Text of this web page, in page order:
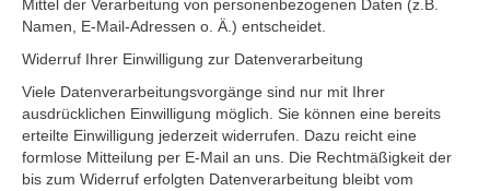
Mittel der Verarbeitung von personenbezogenen Daten (z.B.
Namen, E-Mail-Adressen o. Ä.) entscheidet.
Widerruf Ihrer Einwilligung zur Datenverarbeitung
Viele Datenverarbeitungsvorgänge sind nur mit Ihrer
ausdrücklichen Einwilligung möglich. Sie können eine bereits
erteilte Einwilligung jederzeit widerrufen. Dazu reicht eine
formlose Mitteilung per E-Mail an uns. Die Rechtmäßigkeit der
bis zum Widerruf erfolgten Datenverarbeitung bleibt vom